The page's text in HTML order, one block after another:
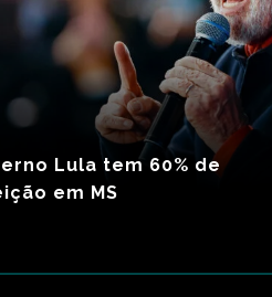
Lula tem 60% de
em MS